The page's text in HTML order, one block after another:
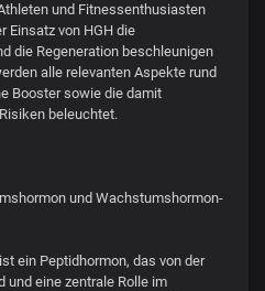
und Fitnessenthusiasten
Einsatz von HGH die
die Regeneration beschleunigen
alle relevanten Aspekte rund
Booster sowie die damit
beleuchtet.
und Wachstumshormon-
ein Peptidhormon, das von der
und eine zentrale Rolle im